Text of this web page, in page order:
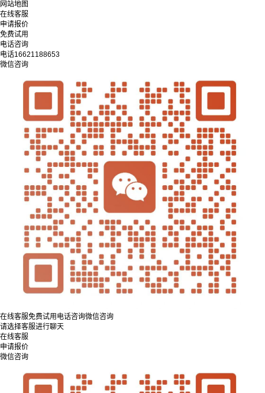
网站地图
在线客服
申请报价
免费试用
电话咨询
电话16621188653
微信咨询
在线客服免费试用 电话咨询微信咨询
请选择客服进行聊天
在线客服
申请报价
微信咨询